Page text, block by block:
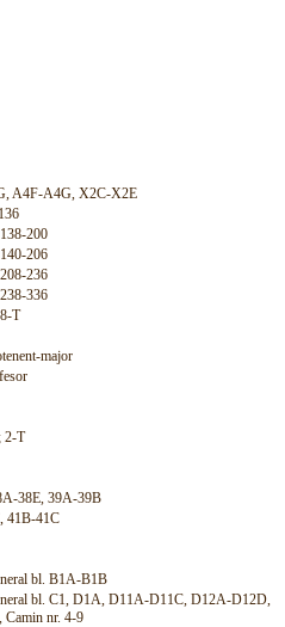
A4F-A4G, X2C-X2E
200
206
236
336
T
major
2-T
38E, 39A-39B
41B-41C
bl. B1A-B1B
bl. C1, D1A, D11A-D11C, D12A-D12D,
nr. 4-9